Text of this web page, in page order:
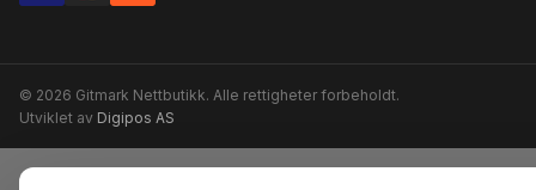
© 2026 Gitmark Nettbutikk. Alle rettigheter forbeholdt.
Utviklet av Digipos AS